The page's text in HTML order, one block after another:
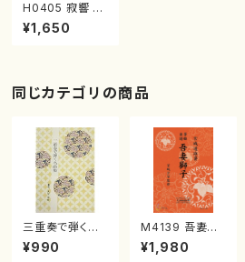
H0405 寂響 Ⅶ
（ホルン、ピアノ/
本間雅夫/楽譜）
¥1,650
同じカテゴリの商品
三重奏で弾く名
曲集 クリスマ
スメドレー( 箏
¥990
M4139 吾妻獅
子《箏曲楽譜》
（箏/宮城道雄
¥1,980